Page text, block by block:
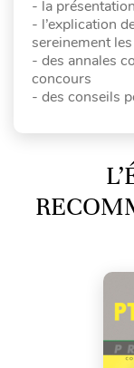
- la
- l’explication
sereinement
- des annales
concours
- des conseils